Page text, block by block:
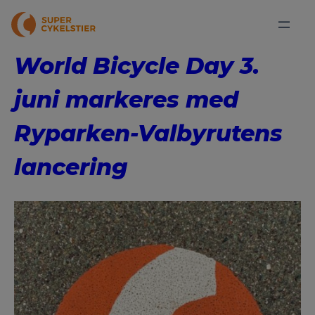
World Bicycle Day 3.
juni markeres med
Ryparken-Valbyrutens
lancering